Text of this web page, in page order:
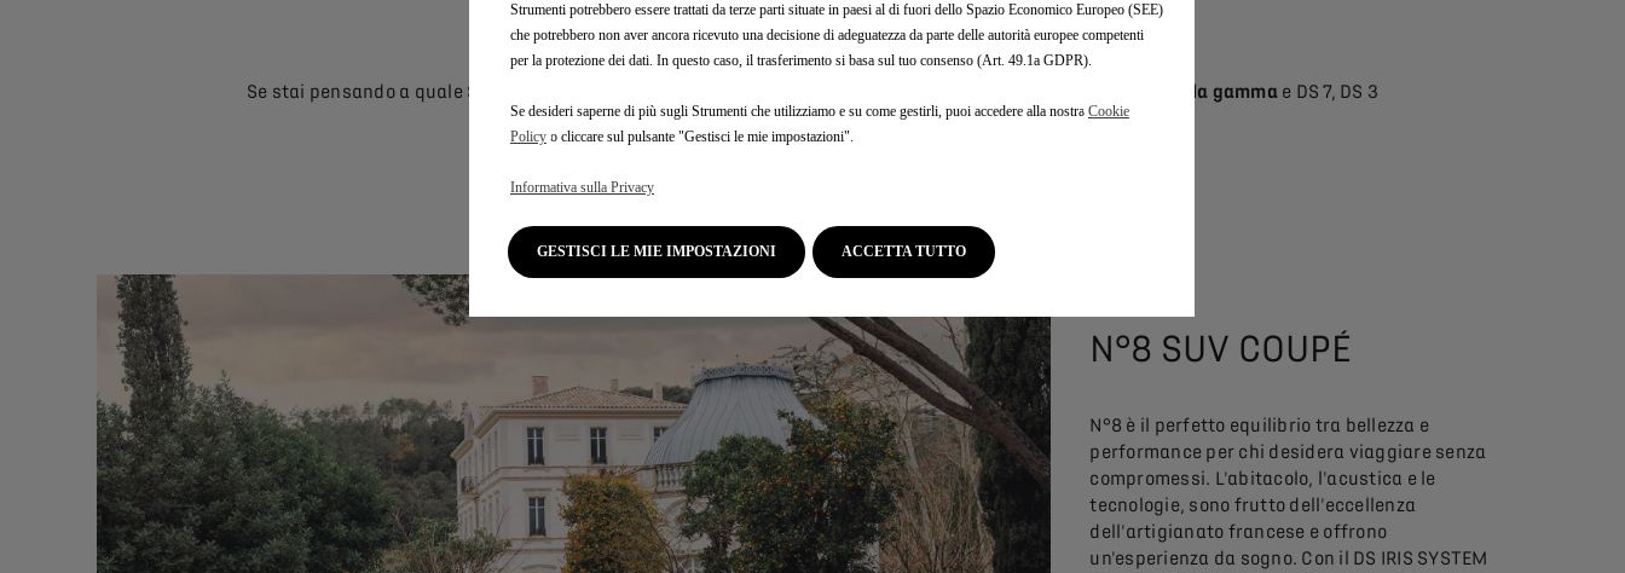
Se stai pensando a quale SUV premium comprare, scegli il meglio di DS Automobiles: DS 3, il SUV compatto della gammae DS 7, DS 3
disponibile anche in versione E-TENSE
N°8 SUV COUPÉ
N°8 è il perfetto equilibrio tra bellezza e
performance per chi desidera viaggiare senza
compromessi. L'abitacolo, l'acustica e le
tecnologie, sono frutto dell'eccellenza
dell'artigianato francese e offrono
un'esperienza da sogno. Con il DS IRIS SYSTEM
Strumenti potrebbero essere trattati da terze parti situate in paesi al di fuori dello Spazio Economico Europeo (SEE)
che potrebbero non aver ancora ricevuto una decisione di adeguatezza da parte delle autorità europee competenti
per la protezione dei dati. In questo caso, il trasferimento si basa sul tuo consenso (Art. 49.1a GDPR).
Se desideri saperne di più sugli Strumenti che utilizziamo e su come gestirli, puoi accedere alla nostra Cookie
Policy o cliccare sul pulsante "Gestisci le mie impostazioni".
Informativa sulla Privacy
GESTISCI LE MIE IMPOSTAZIONI ACCETTA TUTTO